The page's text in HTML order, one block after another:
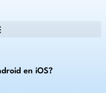
en iOS?